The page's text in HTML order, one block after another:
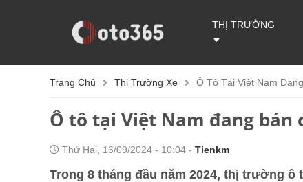
THỊ TRƯỜNG
Trang Chủ Thị Trường Xe Ô Tô Tại Việt Nam
Ô tô tại Việt Nam đang bán
Thứ Hai, 16/09/2024 - 10:04 - Tienkm
Trong 8 tháng đầu năm 2024, thị trường